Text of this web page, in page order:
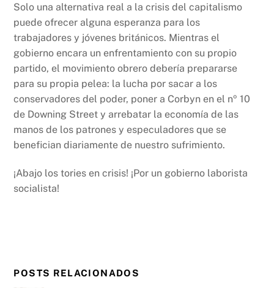
Solo una alternativa real a la crisis del capitalismo
puede ofrecer alguna esperanza para los
trabajadores y jóvenes británicos. Mientras el
gobierno encara un enfrentamiento con su propio
partido, el movimiento obrero debería prepararse
para su propia pelea: la lucha por sacar a los
conservadores del poder, poner a Corbyn en el nº 10
de Downing Street y arrebatar la economía de las
manos de los patrones y especuladores que se
benefician diariamente de nuestro sufrimiento.
¡Abajo los tories en crisis! ¡Por un gobierno laborista
socialista!
POSTS RELACIONADOS